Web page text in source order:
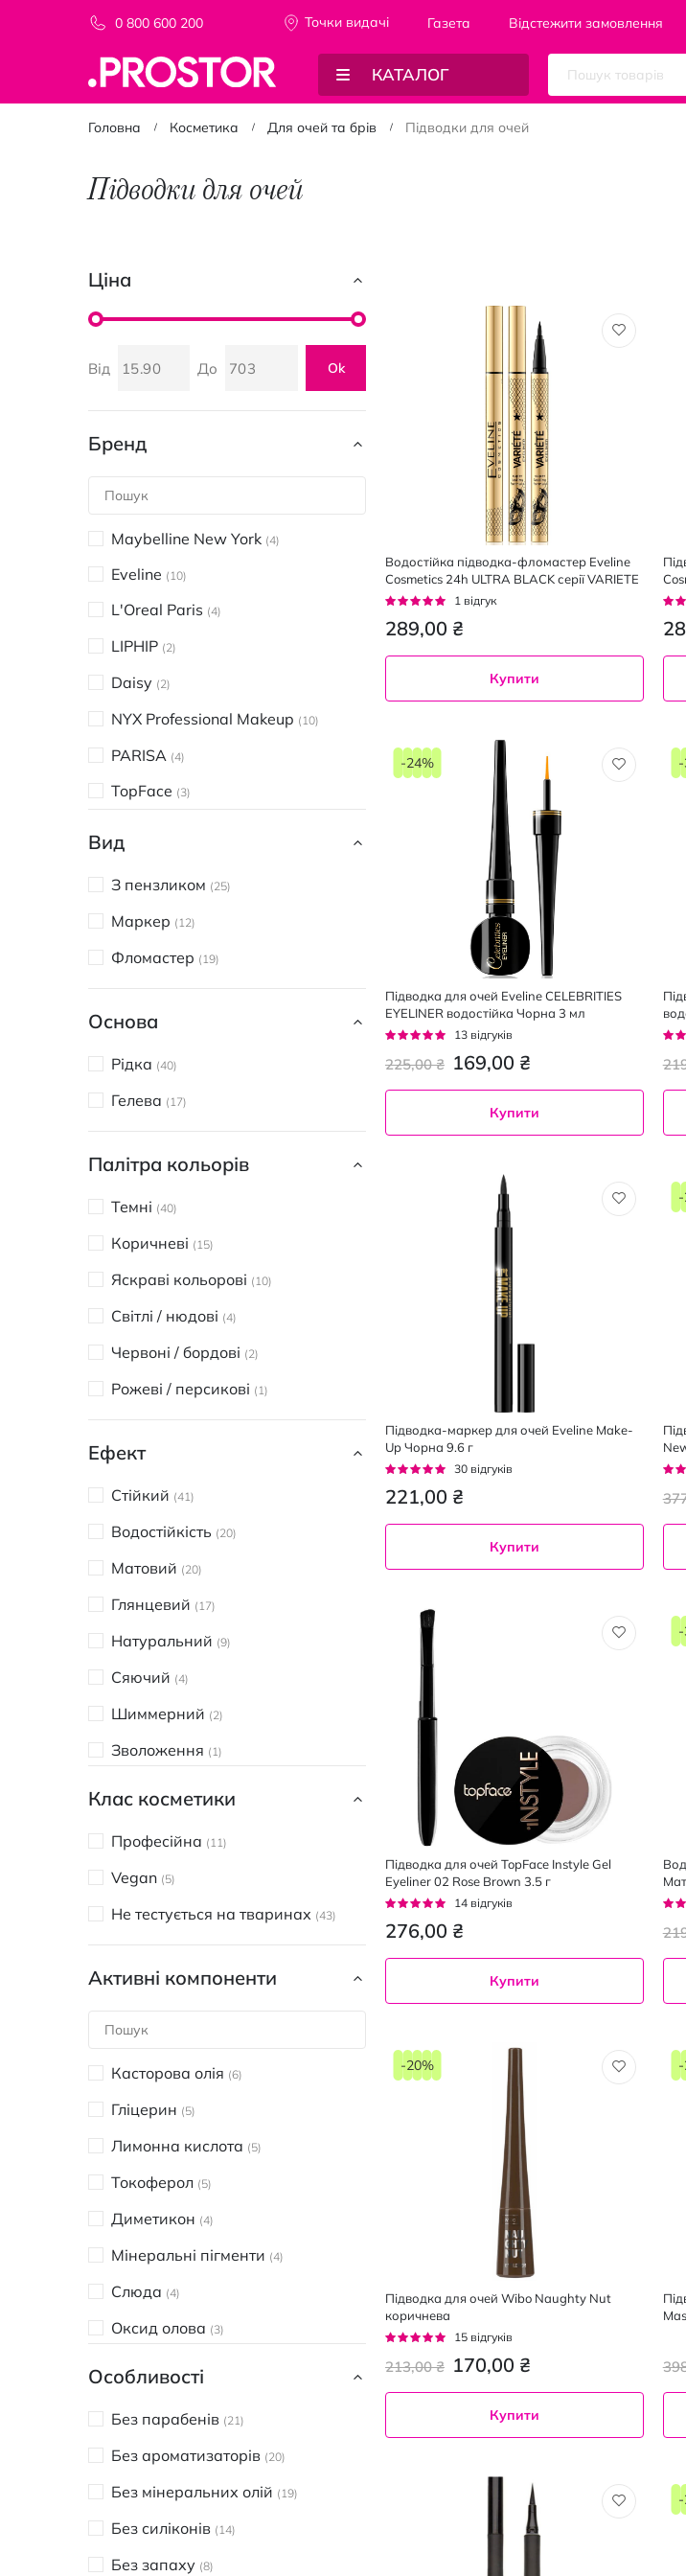
0 800 600 200 Точки видачi Газета Відстежити замовлення
КАТАЛОГ
Головна Косметика Для очей та брів Підводки для очей
Підводки для очей
Водостійка підводка-фломастер Eveline
Cosmetics 24h ULTRA BLACK серії VARIETE
Рейтинг:
1 відгук
289,00 ₴
Купити
Підводка для очей Eveline CELEBRITIES
EYELINER водостійка Чорна 3 мл
Рейтинг:
13 відгуків
169,00 ₴
225,00 ₴
-24%
Купити
Підводка-маркер для очей Eveline Make-
Up Чорна 9.6 г
Рейтинг:
30 відгуків
221,00 ₴
Купити
Підводка для очей TopFace Instyle Gel
Eyeliner 02 Rose Brown 3.5 г
Рейтинг:
14 відгуків
276,00 ₴
Купити
Підводка для очей Wibo Naughty Nut
коричнева
Рейтинг:
15 відгуків
170,00 ₴
213,00 ₴
-20%
Купити
Ціна
Від До Ok
Бренд
Maybelline New York 4
Eveline 10
L'Oreal Paris 4
LIPHIP 2
Daisy 2
NYX Professional Makeup 10
PARISA 4
TopFace 3
LORENA beauty
Lumene
MAX FACTOR
Violetta
Wibo
Вид
З пензликом 25
Маркер 12
Фломастер 19
Основа
Рідка 40
Гелева 17
Палітра кольорів
Темні 40
Коричневі 15
Яскраві кольорові 10
Світлі / нюдові 4
Червоні / бордові 2
Рожеві / персикові 1
Ефект
Стійкий 41
Водостійкість 20
Матовий 20
Глянцевий 17
Натуральний 9
Сяючий 4
Шиммерний 2
Зволоження 1
Клас косметики
Професійна 11
Vegan 5
Не тестується на тваринах 43
Активні компоненти
Касторова олія 6
Гліцерин 5
Лимонна кислота 5
Токоферол 5
Диметикон 4
Мінеральні пігменти 4
Слюда 4
Оксид олова 3
Алантоїн
Особливості
Без парабенів 21
Без ароматизаторів 20
Без мінеральних олій 19
Без силіконів 14
Без запаху 8